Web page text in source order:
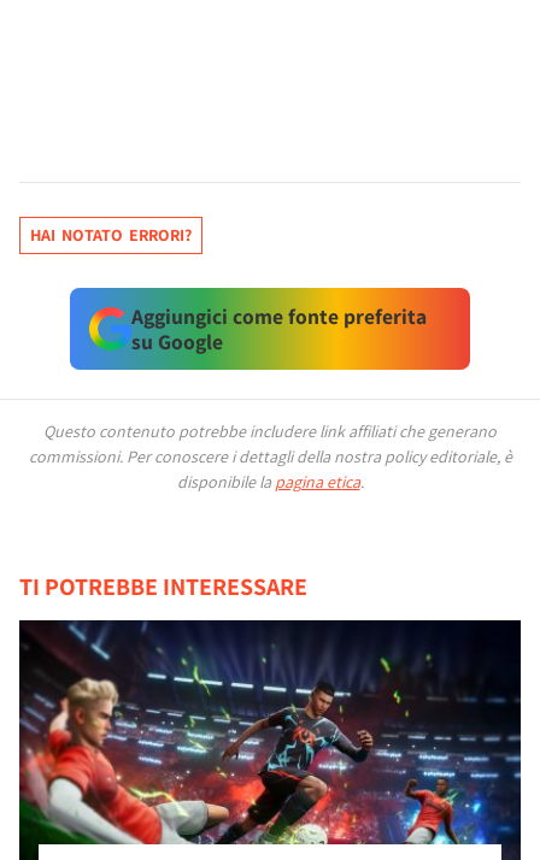
HAI NOTATO ERRORI?
Aggiungici come fonte preferita
su Google
Questo contenuto potrebbe includere link affiliati che generano
commissioni. Per conoscere i dettagli della nostra policy editoriale, è
disponibile la pagina etica.
TI POTREBBE INTERESSARE